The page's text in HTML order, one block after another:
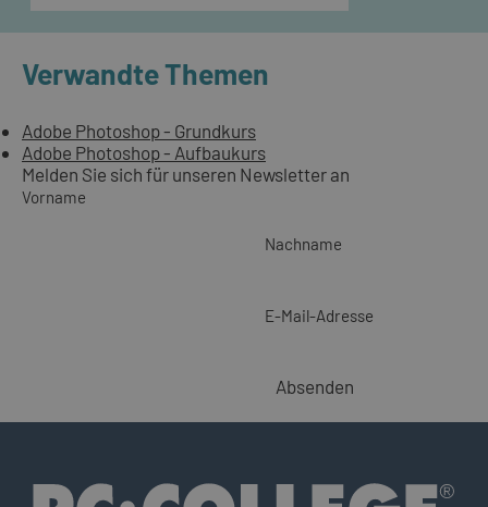
Verwandte Themen
Adobe Photoshop - Grundkurs
Adobe Photoshop - Aufbaukurs
Melden Sie sich für unseren Newsletter an
Vorname
Nachname
E-Mail-Adresse
Absenden